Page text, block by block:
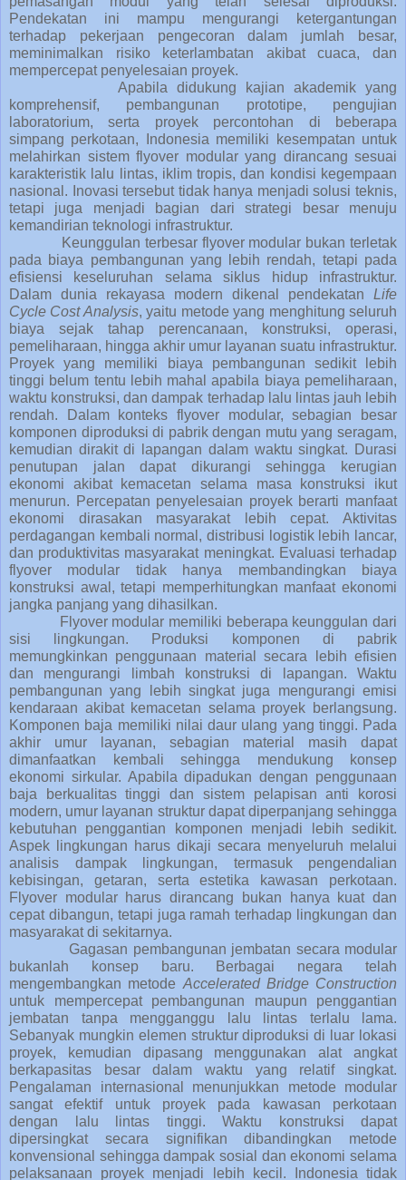
Pendekatan ini mampu mengurangi ketergantungan
terhadap pekerjaan pengecoran dalam jumlah besar,
meminimalkan risiko keterlambatan akibat cuaca, dan
mempercepat penyelesaian proyek.
Apabila didukung kajian akademik yang
komprehensif, pembangunan prototipe, pengujian
laboratorium, serta proyek percontohan di beberapa
simpang perkotaan, Indonesia memiliki kesempatan untuk
melahirkan sistem flyover modular yang dirancang sesuai
karakteristik lalu lintas, iklim tropis, dan kondisi kegempaan
nasional. Inovasi tersebut tidak hanya menjadi solusi teknis,
tetapi juga menjadi bagian dari strategi besar menuju
kemandirian teknologi infrastruktur.
Keunggulan terbesar flyover modular bukan terletak
pada biaya pembangunan yang lebih rendah, tetapi pada
efisiensi keseluruhan selama siklus hidup infrastruktur.
Dalam dunia rekayasa modern dikenal pendekatan Life
Cycle Cost Analysis, yaitu metode yang menghitung seluruh
biaya sejak tahap perencanaan, konstruksi, operasi,
pemeliharaan, hingga akhir umur layanan suatu infrastruktur.
Proyek yang memiliki biaya pembangunan sedikit lebih
tinggi belum tentu lebih mahal apabila biaya pemeliharaan,
waktu konstruksi, dan dampak terhadap lalu lintas jauh lebih
rendah. Dalam konteks flyover modular, sebagian besar
komponen diproduksi di pabrik dengan mutu yang seragam,
kemudian dirakit di lapangan dalam waktu singkat. Durasi
penutupan jalan dapat dikurangi sehingga kerugian
ekonomi akibat kemacetan selama masa konstruksi ikut
menurun. Percepatan penyelesaian proyek berarti manfaat
ekonomi dirasakan masyarakat lebih cepat. Aktivitas
perdagangan kembali normal, distribusi logistik lebih lancar,
dan produktivitas masyarakat meningkat. Evaluasi terhadap
flyover modular tidak hanya membandingkan biaya
konstruksi awal, tetapi memperhitungkan manfaat ekonomi
jangka panjang yang dihasilkan.
Flyover modular memiliki beberapa keunggulan dari
sisi lingkungan. Produksi komponen di pabrik
memungkinkan penggunaan material secara lebih efisien
dan mengurangi limbah konstruksi di lapangan. Waktu
pembangunan yang lebih singkat juga mengurangi emisi
kendaraan akibat kemacetan selama proyek berlangsung.
Komponen baja memiliki nilai daur ulang yang tinggi. Pada
akhir umur layanan, sebagian material masih dapat
dimanfaatkan kembali sehingga mendukung konsep
ekonomi sirkular. Apabila dipadukan dengan penggunaan
baja berkualitas tinggi dan sistem pelapisan anti korosi
modern, umur layanan struktur dapat diperpanjang sehingga
kebutuhan penggantian komponen menjadi lebih sedikit.
Aspek lingkungan harus dikaji secara menyeluruh melalui
analisis dampak lingkungan, termasuk pengendalian
kebisingan, getaran, serta estetika kawasan perkotaan.
Flyover modular harus dirancang bukan hanya kuat dan
cepat dibangun, tetapi juga ramah terhadap lingkungan dan
masyarakat di sekitarnya.
Gagasan pembangunan jembatan secara modular
bukanlah konsep baru. Berbagai negara telah
mengembangkan metode Accelerated Bridge Construction
untuk mempercepat pembangunan maupun penggantian
jembatan tanpa mengganggu lalu lintas terlalu lama.
Sebanyak mungkin elemen struktur diproduksi di luar lokasi
proyek, kemudian dipasang menggunakan alat angkat
berkapasitas besar dalam waktu yang relatif singkat.
Pengalaman internasional menunjukkan metode modular
sangat efektif untuk proyek pada kawasan perkotaan
dengan lalu lintas tinggi. Waktu konstruksi dapat
dipersingkat secara signifikan dibandingkan metode
konvensional sehingga dampak sosial dan ekonomi selama
pelaksanaan proyek menjadi lebih kecil. Indonesia tidak